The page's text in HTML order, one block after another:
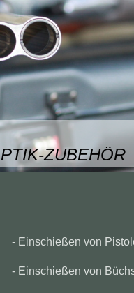
ZUBEHÖR
- Einschießen von
- Einschießen von